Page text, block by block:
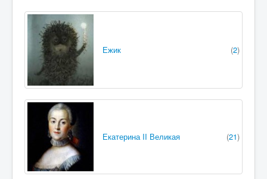
Ежик (2)
Екатерина II Великая (21)